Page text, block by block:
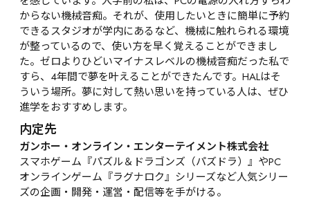
からない機械音痴。それが、使用したいときに簡単に予約
できるスタジオが学内にあるなど、機械に触れられる環境
が整っているので、使い方を早く覚えることができまし
た。ゼロよりひどいマイナスレベルの機械音痴だった私で
すら、4年間で夢を叶えることができたんです。HALはそ
ういう場所。夢に対して熱い思いを持っている人は、ぜひ
進学をおすすめします。
内定先
ガンホー・オンライン・エンターテイメント株式会社
スマホゲーム『パズル＆ドラゴンズ（パズドラ）』やPC
オンラインゲーム『ラグナロク』シリーズなど人気シリー
ズの企画・開発・運営・配信等を手がける。